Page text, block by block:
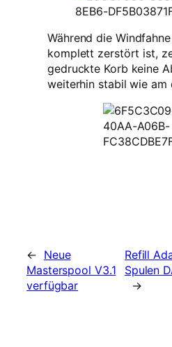
Während die
komplett zerstört ist,
gedruckte Korb keine
weiterhin stabil wie am
← Neue
Masterspool V3.1
verfügbar
Refill
Spulen
→